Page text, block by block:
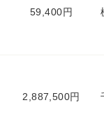
59,400円
2,887,500円